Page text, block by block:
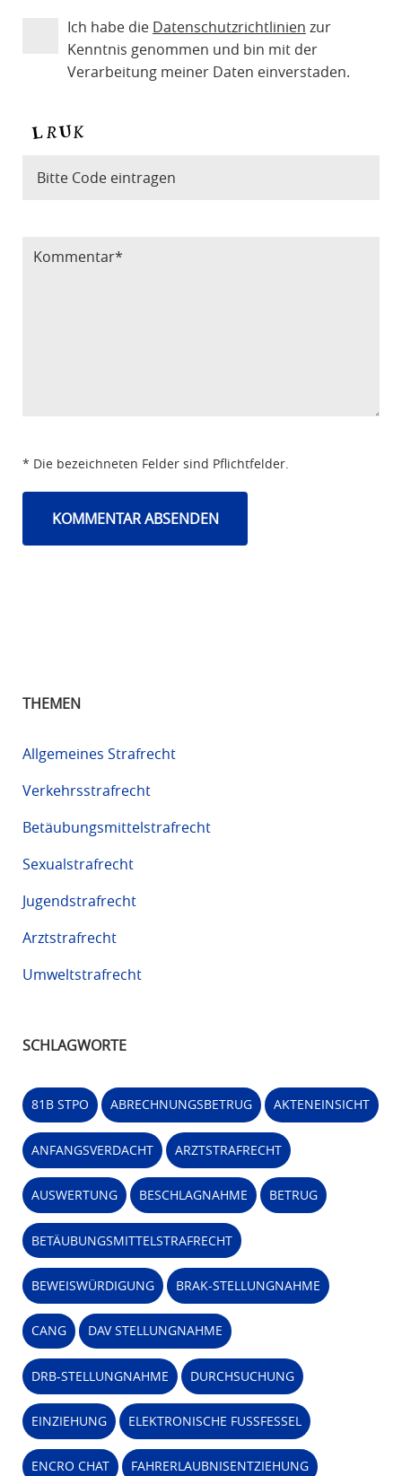
Ich habe die Datenschutzrichtlinien zur
Kenntnis genommen und bin mit der
Verarbeitung meiner Daten einverstaden.
* Die bezeichneten Felder sind Pflichtfelder.
THEMEN
Allgemeines Strafrecht
Verkehrsstrafrecht
Betäubungsmittelstrafrecht
Sexualstrafrecht
Jugendstrafrecht
Arztstrafrecht
Umweltstrafrecht
SCHLAGWORTE
81B STPO ABRECHNUNGSBETRUG AKTENEINSICHT
ANFANGSVERDACHT ARZTSTRAFRECHT
AUSWERTUNG BESCHLAGNAHME BETRUG
BETÄUBUNGSMITTELSTRAFRECHT
BEWEISWÜRDIGUNG BRAK-STELLUNGNAHME
CANG DAV STELLUNGNAHME
DRB-STELLUNGNAHME DURCHSUCHUNG
EINZIEHUNG ELEKTRONISCHE FUSSFESSEL
ENCRO CHAT FAHRERLAUBNISENTZIEHUNG